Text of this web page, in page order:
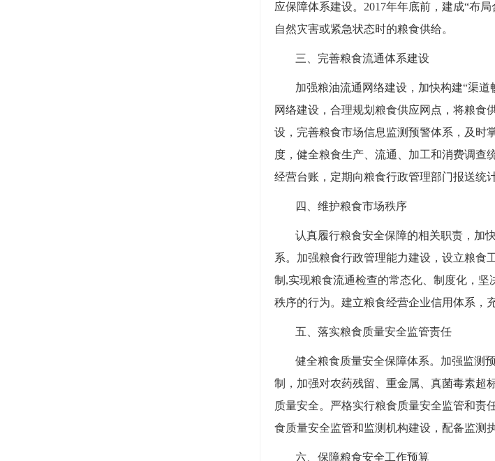
应保障体系建设。2017年年底前，建成“布
自然灾害或紧急状态时的粮食供给。
三、完善粮食流通体系建设
加强粮油流通网络建设，加快构建“渠
网络建设，合理规划粮食供应网点，将粮食
设，完善粮食市场信息监测预警体系，及时
度，健全粮食生产、流通、加工和消费调查
经营台账，定期向粮食行政管理部门报送统
四、维护粮食市场秩序
认真履行粮食安全保障的相关职责，加
系。加强粮食行政管理能力建设，设立粮食
制,实现粮食流通检查的常态化、制度化，
秩序的行为。建立粮食经营企业信用体系，
五、落实粮食质量安全监管责任
健全粮食质量安全保障体系。加强监测
制，加强对农药残留、重金属、真菌毒素超
质量安全。严格实行粮食质量安全监管和责
食质量安全监管和监测机构建设，配备监测
六、保障粮食安全工作预算